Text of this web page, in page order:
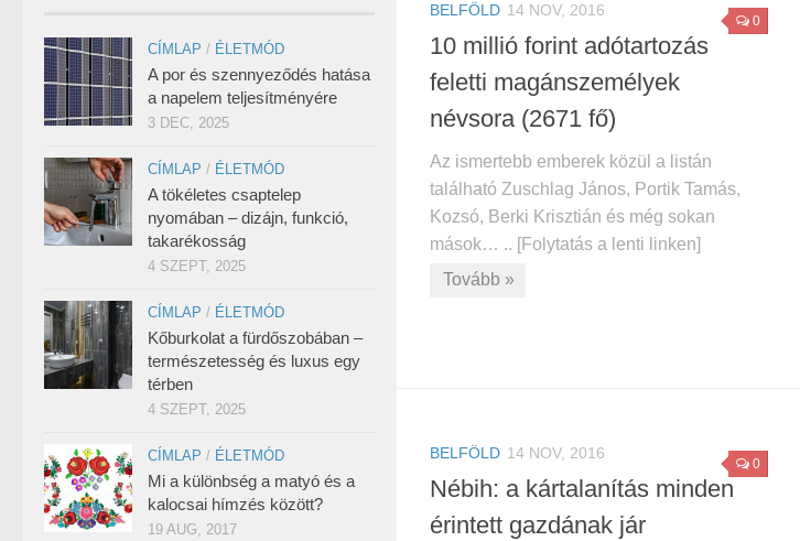
0
BELFÖLD 14 NOV, 2016
10 millió forint adótartozás
feletti magánszemélyek
névsora (2671 fő)
Az ismertebb emberek közül a listán
található Zuschlag János, Portik Tamás,
Kozsó, Berki Krisztián és még sokan
mások… .. [Folytatás a lenti linken]
Tovább »
0
BELFÖLD 14 NOV, 2016
Nébih: a kártalanítás minden
érintett gazdának jár
CÍMLAP / ÉLETMÓD
A por és szennyeződés hatása
a napelem teljesítményére
3 DEC, 2025
CÍMLAP / ÉLETMÓD
A tökéletes csaptelep
nyomában – dizájn, funkció,
takarékosság
4 SZEPT, 2025
CÍMLAP / ÉLETMÓD
Kőburkolat a fürdőszobában –
természetesség és luxus egy
térben
4 SZEPT, 2025
CÍMLAP / ÉLETMÓD
Mi a különbség a matyó és a
kalocsai hímzés között?
19 AUG, 2017